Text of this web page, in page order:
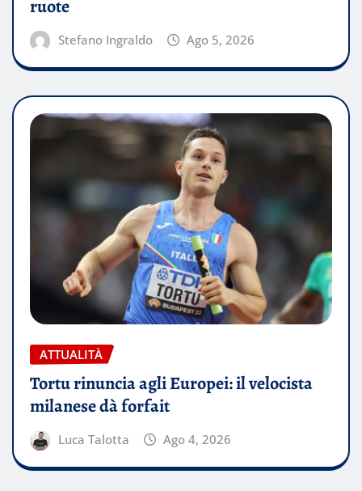
ruote
Stefano Ingraldo Ago 5, 2026
ATTUALITÀ
Tortu rinuncia agli Europei: il velocista
milanese dà forfait
Luca Talotta Ago 4, 2026